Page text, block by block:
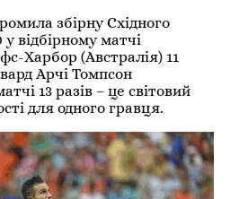
збірну Східного
відбірному матчі
Харбор (Австралія) 11
Арчі Томпсон
13 разів – це світовий
для одного гравця.